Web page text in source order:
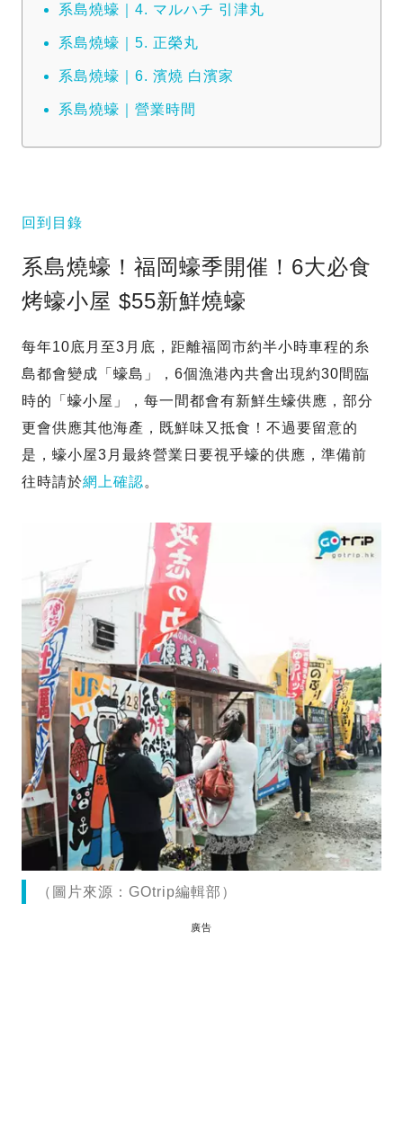
系島燒蠔｜4. マルハチ 引津丸
系島燒蠔｜5. 正榮丸
系島燒蠔｜6. 濱燒 白濱家
系島燒蠔｜營業時間
回到目錄
系島燒蠔！福岡蠔季開催！6大必食
烤蠔小屋 $55新鮮燒蠔
每年10底月至3月底，距離福岡市約半小時車程的糸
島都會變成「蠔島」，6個漁港內共會出現約30間臨
時的「蠔小屋」，每一間都會有新鮮生蠔供應，部分
更會供應其他海產，既鮮味又抵食！不過要留意的
是，蠔小屋3月最終營業日要視乎蠔的供應，準備前
往時請於網上確認。
（圖片來源：GOtrip編輯部）
廣告